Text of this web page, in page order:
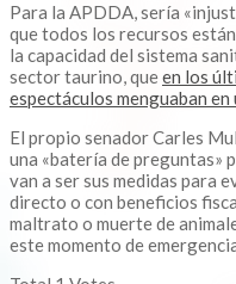
Para la APDDA, sería
que todos los recursos
la capacidad del sistema
sector taurino, queen los
espectáculos menguaban en
El propio senador Carles
una «batería de preguntas»
van a ser sus medidas para
directo o con beneficios
maltrato o muerte de
este momento de